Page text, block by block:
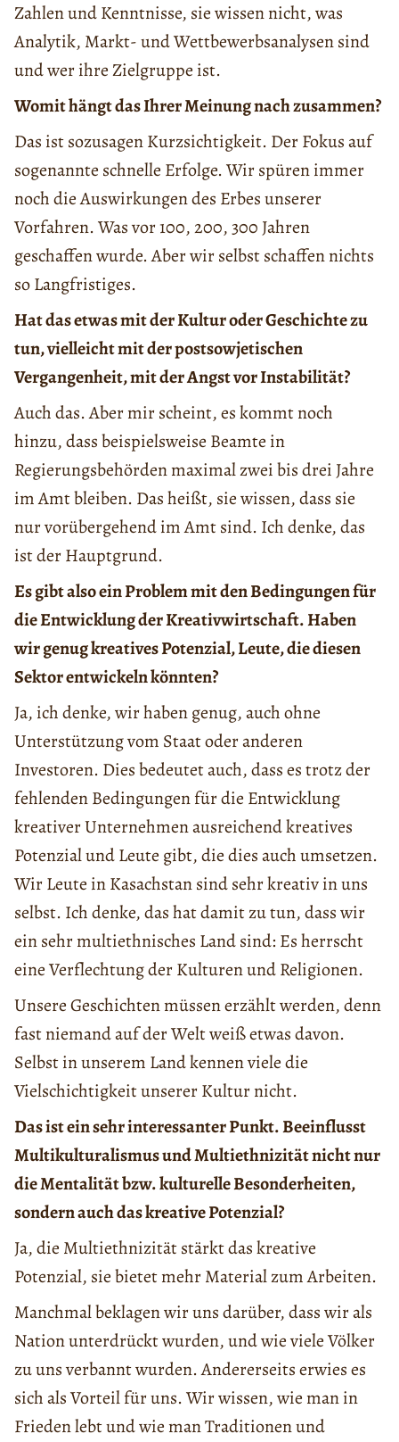
Zahlen und Kenntnisse, sie wissen nicht, was
Analytik, Markt- und Wettbewerbsanalysen sind
und wer ihre Zielgruppe ist.
Womit hängt das Ihrer Meinung nach zusammen?
Das ist sozusagen Kurzsichtigkeit. Der Fokus auf
sogenannte schnelle Erfolge. Wir spüren immer
noch die Auswirkungen des Erbes unserer
Vorfahren. Was vor 100, 200, 300 Jahren
geschaffen wurde. Aber wir selbst schaffen nichts
so Langfristiges.
Hat das etwas mit der Kultur oder Geschichte zu
tun, vielleicht mit der postsowjetischen
Vergangenheit, mit der Angst vor Instabilität?
Auch das. Aber mir scheint, es kommt noch
hinzu, dass beispielsweise Beamte in
Regierungsbehörden maximal zwei bis drei Jahre
im Amt bleiben. Das heißt, sie wissen, dass sie
nur vorübergehend im Amt sind. Ich denke, das
ist der Hauptgrund.
Es gibt also ein Problem mit den Bedingungen für
die Entwicklung der Kreativwirtschaft. Haben
wir genug kreatives Potenzial, Leute, die diesen
Sektor entwickeln könnten?
Ja, ich denke, wir haben genug, auch ohne
Unterstützung vom Staat oder anderen
Investoren. Dies bedeutet auch, dass es trotz der
fehlenden Bedingungen für die Entwicklung
kreativer Unternehmen ausreichend kreatives
Potenzial und Leute gibt, die dies auch umsetzen.
Wir Leute in Kasachstan sind sehr kreativ in uns
selbst. Ich denke, das hat damit zu tun, dass wir
ein sehr multiethnisches Land sind: Es herrscht
eine Verflechtung der Kulturen und Religionen.
Unsere Geschichten müssen erzählt werden, denn
fast niemand auf der Welt weiß etwas davon.
Selbst in unserem Land kennen viele die
Vielschichtigkeit unserer Kultur nicht.
Das ist ein sehr interessanter Punkt. Beeinflusst
Multikulturalismus und Multiethnizität nicht nur
die Mentalität bzw. kulturelle Besonderheiten,
sondern auch das kreative Potenzial?
Ja, die Multiethnizität stärkt das kreative
Potenzial, sie bietet mehr Material zum Arbeiten.
Manchmal beklagen wir uns darüber, dass wir als
Nation unterdrückt wurden, und wie viele Völker
zu uns verbannt wurden. Andererseits erwies es
sich als Vorteil für uns. Wir wissen, wie man in
Frieden lebt und wie man Traditionen und